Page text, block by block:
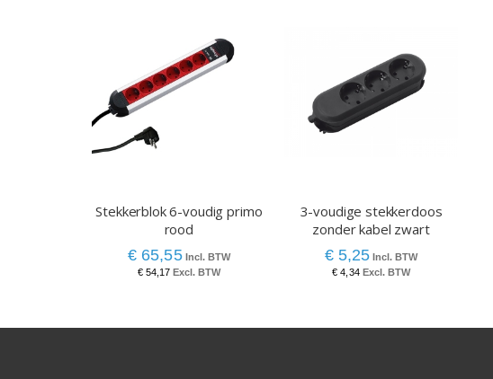
Stekkerblok 6-voudig primo
rood
€ 65,55
€ 54,17
3-voudige stekkerdoos
zonder kabel zwart
€ 5,25
€ 4,34